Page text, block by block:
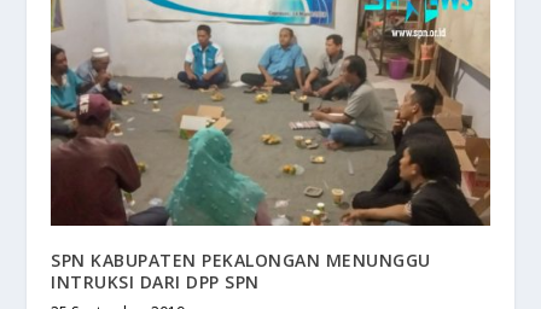
SPN KABUPATEN PEKALONGAN MENUNGGU
INTRUKSI DARI DPP SPN